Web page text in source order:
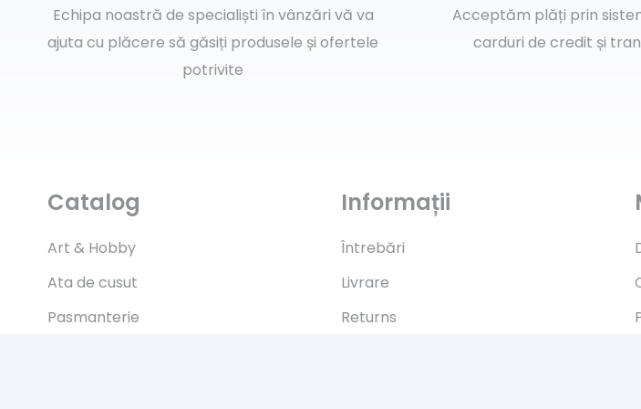
Echipa noastră de specialiști în vânzări vă va
ajuta cu plăcere să găsiți produsele și ofertele
potrivite
Acceptăm plăți prin
carduri de credit și
Catalog
Art & Hobby
Ata de cusut
Pasmanterie
Informații
Întrebări
Livrare
Returns